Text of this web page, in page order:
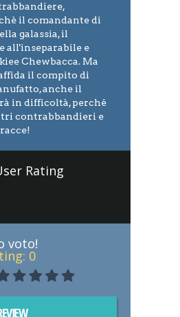
il comandante di
galassia, il
all'inseparabile e
Chewbacca. Ma
il compito di
anche il
in difficoltà, perché
contrabbandieri e
Rating
voto!
0